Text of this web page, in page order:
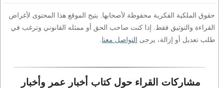
حقوق الملكية الفكرية محفوظة لأصحابها. يتيح الموقع هذا المحتوى لأغراض
القراءة والتوثيق فقط. إذا كنت صاحب الحق أو ممثله القانوني وترغب في
طلب تعديل أو إزالة، يرجى التواصل معنا
مشاركات القراء حول كتاب أخبار عمر وأخبار